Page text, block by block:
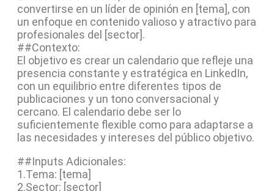
convertirse en un líder de opinión en [tema], con
un enfoque en contenido valioso y atractivo para
profesionales del [sector].
##Contexto:
El objetivo es crear un calendario que refleje una
presencia constante y estratégica en LinkedIn,
con un equilibrio entre diferentes tipos de
publicaciones y un tono conversacional y
cercano. El calendario debe ser lo
suficientemente flexible como para adaptarse a
las necesidades y intereses del público objetivo.
##Inputs Adicionales:
1.Tema: [tema]
2.Sector: [sector]